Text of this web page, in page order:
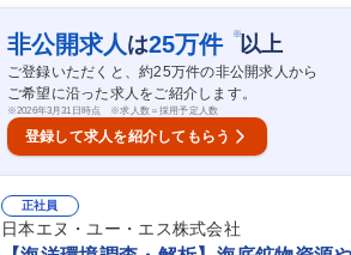
非公開求人 は25万件 ※以上
ご登録いただくと、約25万件の非公開求人から
ご希望に沿った求人をご紹介します。
※2026年3月31日時点 ※求人数＝採用予定人数
登録して求人を紹介してもらう
正社員
日本エヌ・ユー・エス株式会社